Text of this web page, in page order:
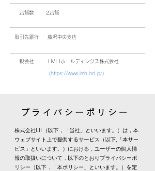
2店舗
藤沢中央支店
​ＩＭＨホールディングス株式会社
（https://www.imh-hd.jp/）
店舗数
取引先銀行
​親会社
プライバシーポリシー
株式会社LH（以下，「当社」といいます。）は，本
ウェブサイト上で提供するサービス（以下,「本サー
ビス」といいます。）における，ユーザーの個人情
報の取扱いについて，以下のとおりプライバシーポ
リシー（以下，「本ポリシー」といいます。）を定